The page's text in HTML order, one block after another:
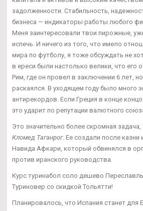
задолженности. Стабильность,
бизнеса — индикаторы работы любого
Меня заинтересовали твои пирожные,
испечь. И ничего из того, что имело
мира по футболу, я тоже обсуждать не
в ереси были настолько велики, что его
Рим, где он провел в заключении 6 лет,
раскаялся. В уходящем году было много
антирекордов. Если Греция в конце
это ударит по репутации валютного
Это значительно более скромная
Кломед Таганрог. Ее создали после казни
Навида Афкари, который обвинялся в
против иранского руководства.
Курс туринабол соло дешево
Туриновер со скидкой Тольятти!
Планировалось, что Испания станет для